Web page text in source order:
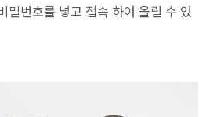
밀번호를 넣고 접속 하여 올릴 수 있